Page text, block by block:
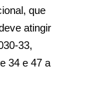
que
atingir
33,
34 e 47 a